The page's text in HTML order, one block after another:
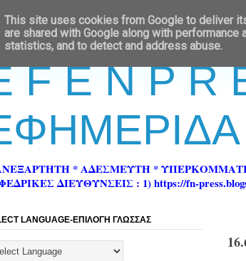
F E N P
* ΑΔΕΣΜΕΥΤΗ *
ΔΙΕΥΘΥΝΣΕΙΣ : 1) https://fn-
LANGUAGE-ΕΠΙΛΟΓΗ ΓΛΩΣΣΑΣ
This site uses cookies from Google to deliver
are shared with Google along with
statistics, and to detect and address abuse.